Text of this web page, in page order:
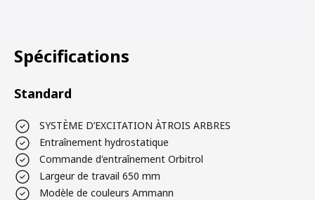
Spécifications
Standard
SYSTÈME D’EXCITATION ÀTROIS ARBRES
Entraînement hydrostatique
Commande d'entraînement Orbitrol
Largeur de travail 650 mm
Modèle de couleurs Ammann